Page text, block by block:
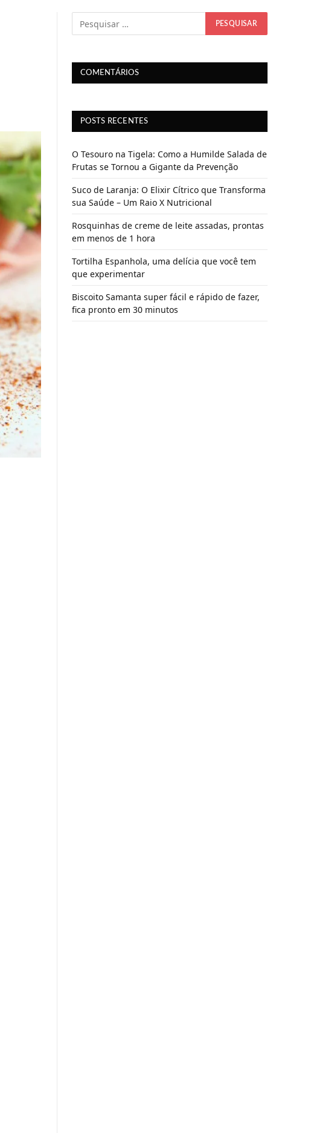
COMENTÁRIOS
POSTS RECENTES
O Tesouro na Tigela: Como a Humilde Salada de
Frutas se Tornou a Gigante da Prevenção
Suco de Laranja: O Elixir Cítrico que Transforma
sua Saúde – Um Raio X Nutricional
Rosquinhas de creme de leite assadas, prontas
em menos de 1 hora
Tortilha Espanhola, uma delícia que você tem
que experimentar
Biscoito Samanta super fácil e rápido de fazer,
fica pronto em 30 minutos